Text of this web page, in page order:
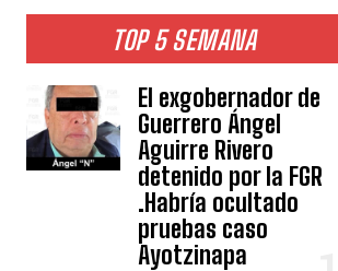
TOP 5 SEMANA
El exgobernador de
Guerrero Ángel
Aguirre Rivero
detenido por la FGR
.Habría ocultado
pruebas caso
Ayotzinapa